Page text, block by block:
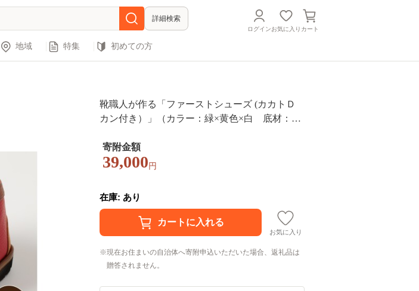
詳細検索
ログインお気に入り カート
地域 特集 初めての方
靴職人が作る「ファーストシューズ (カカトＤ
カン付き）」（カラー：緑×黄色×白 底材：ゴ
子供 カラフル かわいい オシャレ シンプル カジ
ュアル ナチュラル 高級感 プレゼント】
寄附金額
39,000 円
在庫: あり
お気に入り
現在お住まいの自治体へ寄附申込いただいた場合、返礼品は
贈答されません。